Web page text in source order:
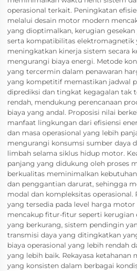
operasional terkait. Peningkatan
melalui desain motor modern
yang dioptimalkan, kerugian
serta kompatibilitas elektromagnetik
meningkatkan kinerja sistem secara
mengurangi biaya energi. Metode
yang tercermin dalam penawaran
yang kompetitif memastikan jadwal
diprediksi dan tingkat kegagalan tak
rendah, mendukung perencanaan
biaya yang andal. Proposisi nilai
manfaat lingkungan dari efisiensi
dan masa operasional yang lebih
mengurangi konsumsi sumber daya
limbah selama siklus hidup motor.
panjang yang didukung oleh proses
berkualitas meminimalkan
dan penggantian darurat, sehingga
modal dan kompleksitas operasional.
yang tersedia pada level harga motor
mencakup fitur-fitur seperti
yang berkurang, sistem pendingin
transmisi daya yang ditingkatkan
biaya operasional yang lebih rendah
yang lebih baik. Rekayasa ketahanan
yang konsisten dalam berbagai